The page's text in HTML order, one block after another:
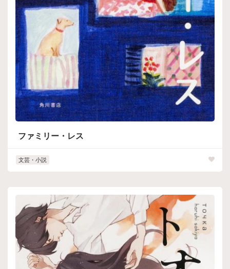
ファミリー・レス
文芸・小説